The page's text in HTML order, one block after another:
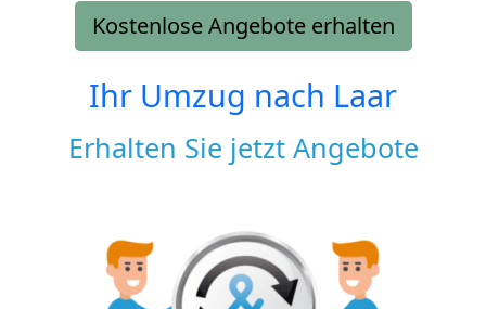
Kostenlose Angebote erhalten
Ihr Umzug nach Laar
Erhalten Sie jetzt Angebote